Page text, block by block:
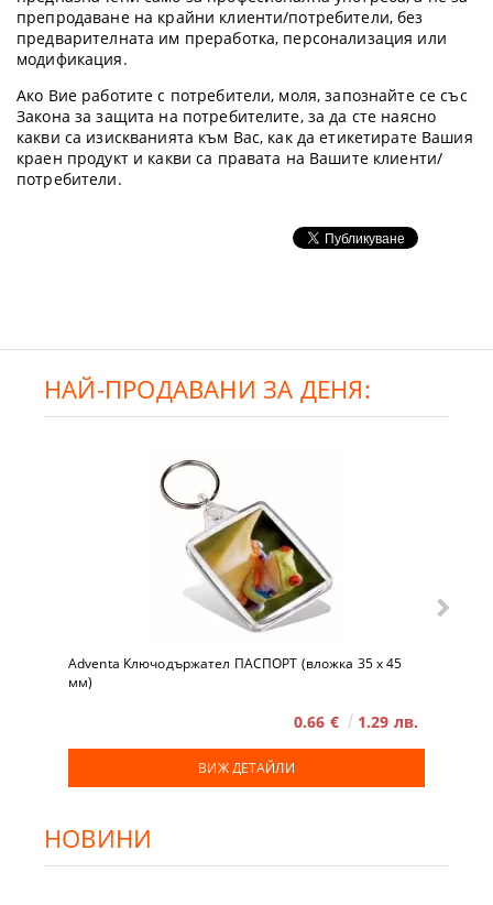
препродаване на крайни клиенти/потребители, без
предварителната им преработка, персонализация или
модификация.
Ако Вие работите с потребители, моля, запознайте се със
Закона за защита на потребителите, за да сте наясно
какви са изискванията към Вас, как да етикетирате Вашия
краен продукт и какви са правата на Вашите клиенти/
потребители.
НАЙ-ПРОДАВАНИ ЗА ДЕНЯ:
Adventa Ключодържател ПАСПОРТ (вложка 35 x 45
мм)
0.66 € 1.29 лв.
ВИЖ ДЕТАЙЛИ
НОВИНИ